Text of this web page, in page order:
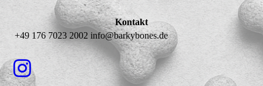
Kontakt
+49 176 7023 2002 info@barkybones.de